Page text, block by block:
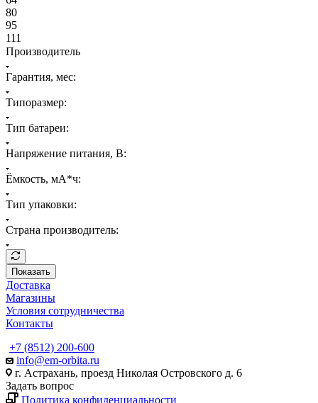
80
95
111
Производитель
Гарантия, мес:
Типоразмер:
Тип батареи:
Напряжение питания, В:
Ёмкость, мА*ч:
Тип упаковки:
Страна производитель:
Показать
Доставка
Магазины
Условия сотрудничества
Контакты
+7 (8512) 200-600
info@em-orbita.ru
г. Астрахань, проезд Николая Островского д. 6
Задать вопрос
Политика конфиденциальности